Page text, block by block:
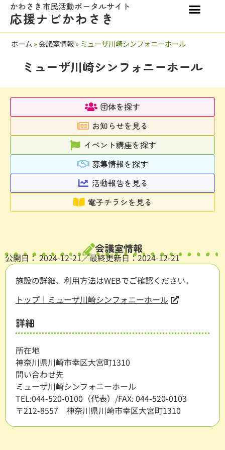
かわさき市民活動ポータルサイト
応援ナビかわさき
ホーム »会議室情報» ミューザ川崎シンフォニーホール
ミューザ川崎シンフォニーホール
団体を探す
お知らせを見る
イベント講座を探す
募集情報を探す
活動報告を見る
電子チラシを見る
会議室情報
公開日： 2024-12-21／最終更新日：2024-12-21
施設の詳細、利用方法はWEBでご確認ください。
トップ｜ミューザ川崎シンフォニーホール
詳細
所在地
神奈川県川崎市幸区大宮町1310
問い合わせ先
ミューザ川崎シンフォニーホール
TEL:044-520-0100（代表）/FAX: 044-520-0103
〒212-8557 神奈川県川崎市幸区大宮町1310